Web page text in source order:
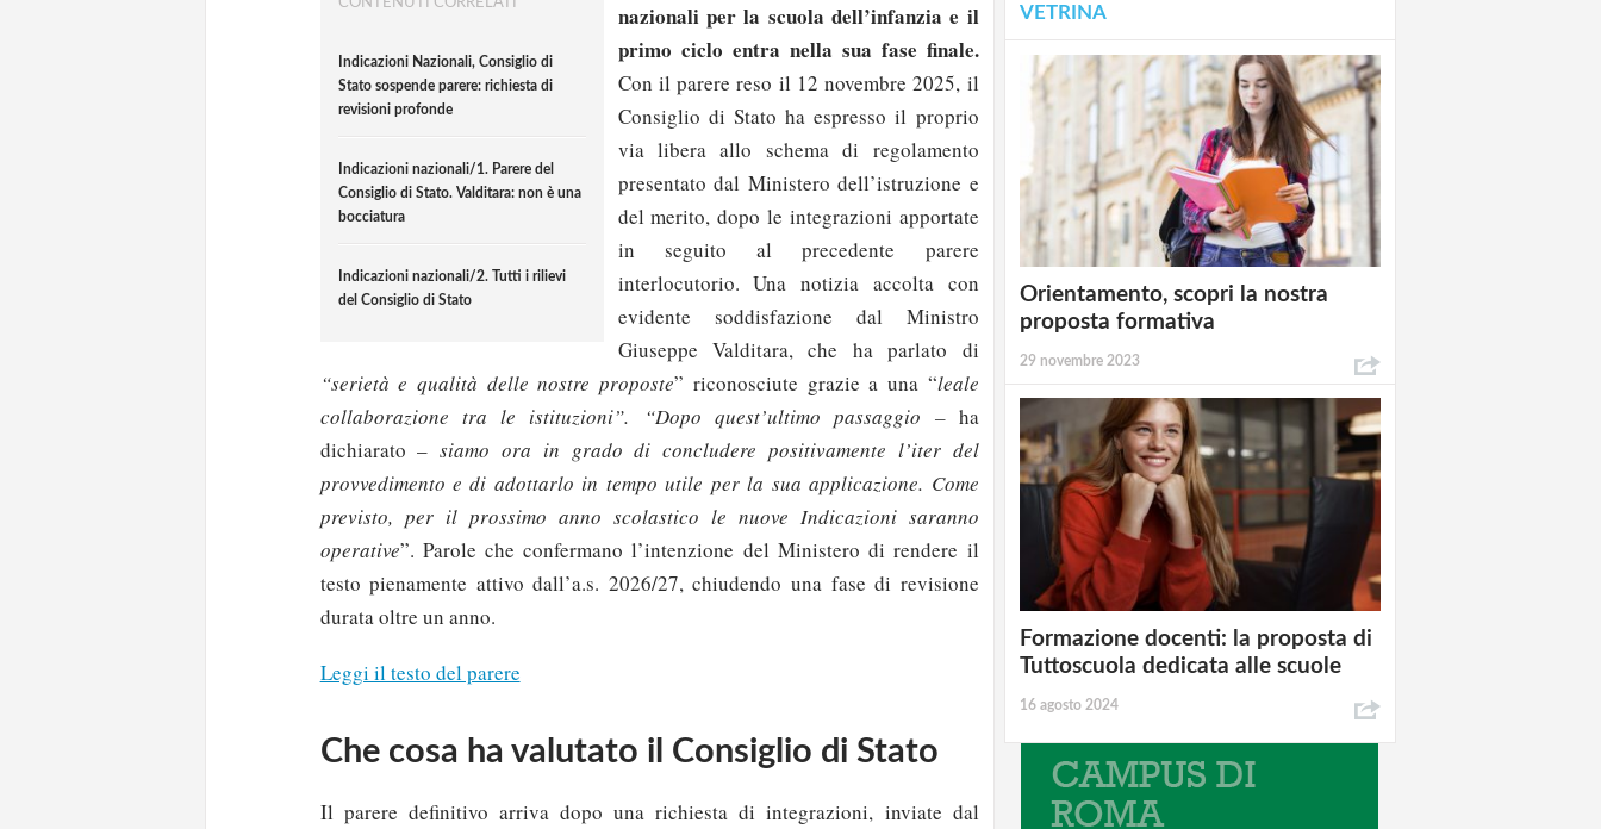
Indicazioni Nazionali, Consiglio di
Stato sospende parere: richiesta di
revisioni profonde
Indicazioni nazionali/1. Parere del
Consiglio di Stato. Valditara: non è una
bocciatura
Indicazioni nazionali/2. Tutti i rilievi
del Consiglio di Stato
nazionali per la scuola dell’infanzia e il
primo ciclo entra nella sua fase finale.
Con il parere reso il 12 novembre 2025, il
Consiglio di Stato ha espresso il proprio
via libera allo schema di regolamento
presentato dal Ministero dell’istruzione e
del merito, dopo le integrazioni apportate
in seguito al precedente parere
interlocutorio. Una notizia accolta con
evidente soddisfazione dal Ministro
Giuseppe Valditara, che ha parlato di
“serietà e qualità delle nostre proposte” riconosciute grazie a una “leale
collaborazione tra le istituzioni”. “Dopo quest’ultimo passaggio –ha
dichiarato –siamo ora in grado di concludere positivamente l’iter del
provvedimento e di adottarlo in tempo utile per la sua applicazione. Come
previsto, per il prossimo anno scolastico le nuove Indicazioni saranno
operative”. Parole che confermano l’intenzione del Ministero di rendere il
testo pienamente attivo dall’a.s. 2026/27, chiudendo una fase di revisione
durata oltre un anno.
Leggi il testo del parere
Che cosa ha valutato il Consiglio di Stato
Il parere definitivo arriva dopo una richiesta di integrazioni, inviate dal
VETRINA
Orientamento, scopri la nostra
proposta formativa
29 novembre 2023
Formazione docenti: la proposta di
Tuttoscuola dedicata alle scuole
16 agosto 2024